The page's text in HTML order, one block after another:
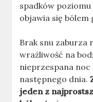
spadków
objawia się bólem
Brak snu zaburza
wrażliwość na
nieprzespana
następnego dnia.
jeden z